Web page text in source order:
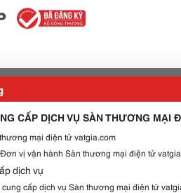
CẤP DỊCH VỤ SÀN THƯƠNG MẠI
mại điện tử vatgia.com
vị vận hành Sàn thương mại điện tử
dịch vụ
cấp dịch vụ Sàn thương mại điện tử